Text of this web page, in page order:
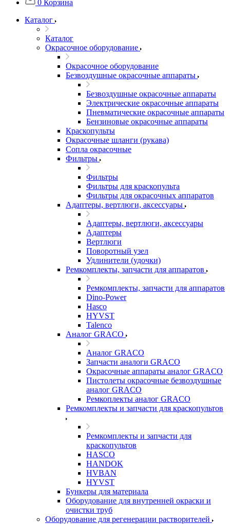
0 Корзина
Каталог
Каталог
Окрасочное оборудование
Окрасочное оборудование
Безвоздушные окрасочные аппараты
Безвоздушные окрасочные аппараты
Электрические окрасочные аппараты
Пневматические окрасочные аппараты
Бензиновые окрасочные аппараты
Краскопульты
Окрасочные шланги (рукава)
Сопла окрасочные
Фильтры
Фильтры
Фильтры для краскопульта
Фильтры для окрасочных аппаратов
Адаптеры, вертлюги, аксессуары
Адаптеры, вертлюги, аксессуары
Адаптеры
Вертлюги
Поворотный узел
Удлинители (удочки)
Ремкомплекты, запчасти для аппаратов
Ремкомплекты, запчасти для аппаратов
Dino-Power
Hasco
HYVST
Talenco
Аналог GRACO
Аналог GRACO
Запчасти аналоги GRACO
Окрасочные аппараты аналог GRACO
Пистолеты окрасочные безвоздушные
аналог GRACO
Ремкоплекты аналог GRACO
Ремкомплекты и запчасти для краскопультов
Ремкомплекты и запчасти для
краскопультов
HASCO
HANDOK
HVBAN
HYVST
Бункеры для материала
Оборудование для внутренней окраски и
очистки труб
Оборудование для регенерации растворителей